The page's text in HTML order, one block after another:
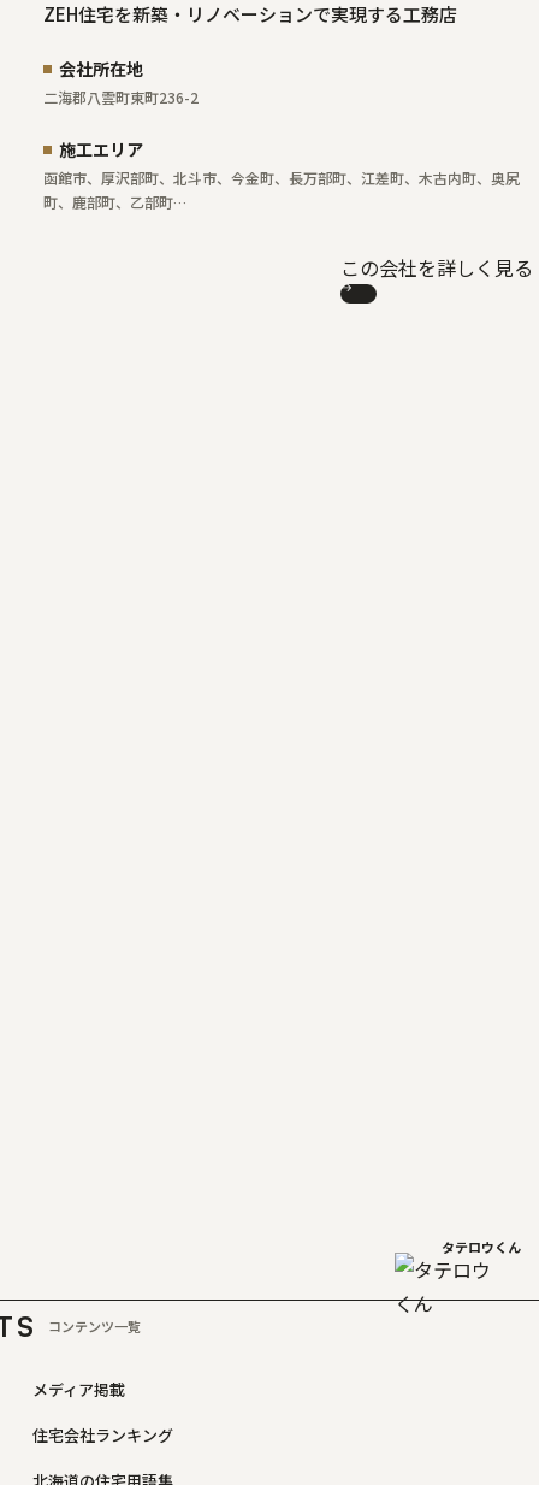
ZEH住宅を新築・リノベーションで実現する工務店
会社所在地
二海郡八雲町東町236-2
施工エリア
函館市、厚沢部町、北斗市、今金町、長万部町、江差町、木古内町、奥尻
町、鹿部町、乙部町…
この会社を詳しく見る
タテロウくん
コンテンツ一覧
メディア掲載
住宅会社ランキング